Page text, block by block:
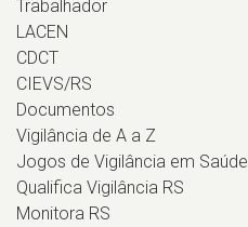
Trabalhador
LACEN
CDCT
CIEVS/RS
Documentos
Vigilância de A a Z
Jogos de Vigilância em Saúde
Qualifica Vigilância RS
Monitora RS